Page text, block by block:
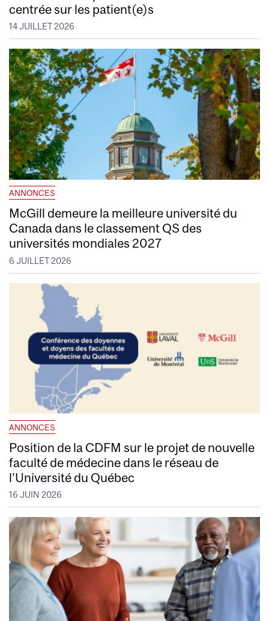
centrée sur les patient(e)s
14 JUILLET 2026
ANNONCES
McGill demeure la meilleure université du
Canada dans le classement QS des
universités mondiales 2027
6 JUILLET 2026
ANNONCES
Position de la CDFM sur le projet de nouvelle
faculté de médecine dans le réseau de
l’Université du Québec
16 JUIN 2026